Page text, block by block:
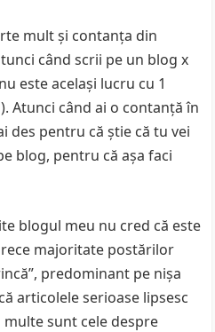
mult şi contanţa din
când scrii pe un blog x
este acelaşi lucru cu 1
Atunci când ai o contanţă în
des pentru că ştie că tu vei
blog, pentru că aşa faci
blogul meu nu cred că este
majoritate postărilor
predominant pe nişa
articolele serioase lipsesc
sunt cele despre